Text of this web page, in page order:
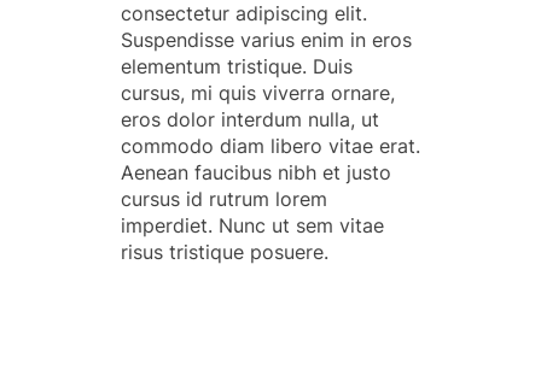
consectetur adipiscing elit.
Suspendisse varius enim in eros
elementum tristique. Duis
cursus, mi quis viverra ornare,
eros dolor interdum nulla, ut
commodo diam libero vitae erat.
Aenean faucibus nibh et justo
cursus id rutrum lorem
imperdiet. Nunc ut sem vitae
risus tristique posuere.